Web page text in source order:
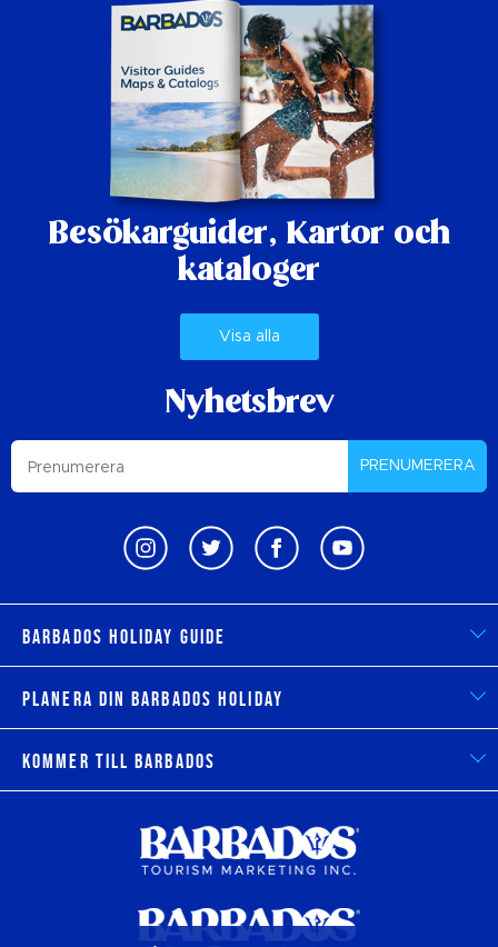
Besökarguider, Kartor och
kataloger
Visa alla
Nyhetsbrev
PRENUMERERA
Barbados Holiday Guide
Planera din Barbados Holiday
Kommer till Barbados